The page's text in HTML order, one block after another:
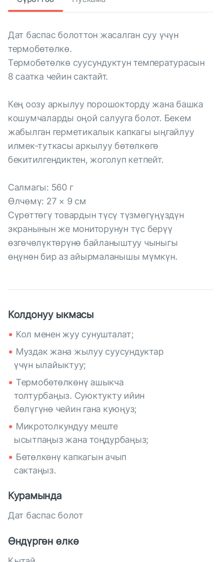
Дат баспас болоттон жасалган суу үчүн
термобөтөлкө.
Термобөтөлкө суусундуктун температурасын
8 саатка чейин сактайт.
Кең оозу аркылуу порошокторду жана башка
кошумчаларды оңой салууга болот. Бекем
жабылган герметикалык капкагы ыңгайлуу
илмек-туткасы аркылуу бөтөлкөгө
бекитилгендиктен, жоголуп кетпейт.
Салмагы: 560 г
Өлчөмү: 27 × 9 см
Сүрөттөгү товардын түсү түзмөгүңүздүн
экранынын же мониторунун түс берүү
өзгөчөлүктөрүнө байланыштуу чыныгы
өңүнөн бир аз айырмаланышы мүмкүн.
Колдонуу ыкмасы
Кол менен жуу сунушталат;
Муздак жана жылуу суусундуктар
үчүн ылайыктуу;
Термобөтөлкөнү ашыкча
толтурбаңыз. Суюктукту ийин
бөлүгүнө чейин гана куюңуз;
Микротолкундуу меште
ысытпаңыз жана тоңдурбаңыз;
Бөтөлкөнү капкагын ачып
сактаңыз.
Курамында
Дат баспас болот
Өндүргөн өлкө